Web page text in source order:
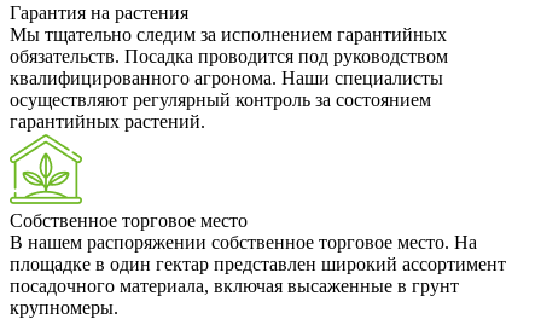
Гарантия на растения
Мы тщательно следим за исполнением гарантийных
обязательств. Посадка проводится под руководством
квалифицированного агронома. Наши специалисты
осуществляют регулярный контроль за состоянием
гарантийных растений.
Собственное торговое место
В нашем распоряжении собственное торговое место. На
площадке в один гектар представлен широкий ассортимент
посадочного материала, включая высаженные в грунт
крупномеры.